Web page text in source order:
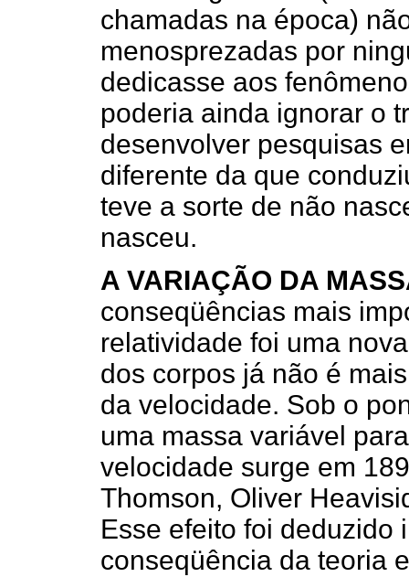
chamadas na época)
menosprezadas por
dedicasse aos
poderia ainda ignorar o
desenvolver pesquisas
diferente da que
teve a sorte de não
nasceu.
A VARIAÇÃO DA
conseqüências mais
relatividade foi uma
dos corpos já não é
da velocidade. Sob o
uma massa variável
velocidade surge em
Thomson, Oliver
Esse efeito foi deduzido
conseqüência da teoria